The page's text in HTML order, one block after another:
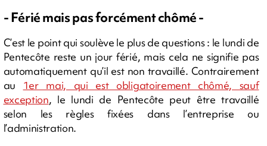
- Férié mais pas forcément chômé -
C’est le point qui soulève le plus de questions : le lundi de
Pentecôte reste un jour férié, mais cela ne signifie pas
automatiquement qu’il est non travaillé. Contrairement
au 1er mai, qui est obligatoirement chômé, sauf
exception, le lundi de Pentecôte peut être travaillé
selon les règles fixées dans l’entreprise ou
l’administration.